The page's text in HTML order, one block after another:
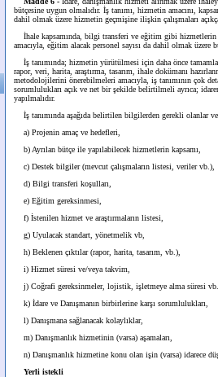
bütçesine uygun olmalıdır. İş tanımı, hizmetin amacını,
dahil olmak üzere hizmetin geçmişine ilişkin çalışmaları
İhale kapsamında, bilgi transferi ve eğitim gibi hizmetlerin
amacıyla, eğitim alacak personel sayısı da dahil olmak üzere
İş tanımında; hizmetin yürütülmesi için daha önce
rapor, veri, harita, araştırma, tasarım, ihale dokümanı
metodolojilerini önerebilmeleri amacıyla, iş tanımının çok
sorumlulukları açık ve net bir şekilde belirtilmeli ayrıca;
yapılmalıdır.
İş tanımında aşağıda belirtilen bilgilerden gerekli olanlar
a) Projenin amaç ve hedefleri,
b) Ayrılan bütçe ile yapılabilecek hizmetlerin kapsamı,
c) Destek bilgiler (mevcut çalışmaların listesi, veriler vb.),
d) Bilgi transferi koşulları,
e) Eğitim gereksinmesi,
f) İstenilen hizmet ve araştırmaların listesi,
g) Uyulacak standart, yönetmelik vb,
h) Beklenen çıktılar (rapor, harita, tasarım, vb.),
i) Hizmet süresi ve/veya takvim,
j) Coğrafi gereksinmeler, lojistik, işletmeye alma süresi
k) İdare ve Danışmanın birbirlerine karşı sorumlulukları,
l) Danışmana sağlanacak kolaylıklar,
m) Danışmanlık hizmetinin (varsa) aşamaları,
n) Danışmanlık hizmetine konu olan işin (varsa) idarece
Yerli istekli